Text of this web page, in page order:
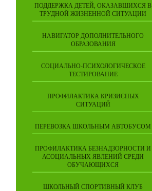
ПОДДЕРЖКА ДЕТЕЙ, ОКАЗАВШИХСЯ В
ТРУДНОЙ ЖИЗНЕННОЙ СИТУАЦИИ
НАВИГАТОР ДОПОЛНИТЕЛЬНОГО
ОБРАЗОВАНИЯ
СОЦИАЛЬНО-ПСИХОЛОГИЧЕСКОЕ
ТЕСТИРОВАНИЕ
ПРОФИЛАКТИКА КРИЗИСНЫХ
СИТУАЦИЙ
ПЕРЕВОЗКА ШКОЛЬНЫМ АВТОБУСОМ
ПРОФИЛАКТИКА БЕЗНАДЗОРНОСТИ И
АСОЦИАЛЬНЫХ ЯВЛЕНИЙ СРЕДИ
ОБУЧАЮЩИХСЯ
ШКОЛЬНЫЙ СПОРТИВНЫЙ КЛУБ